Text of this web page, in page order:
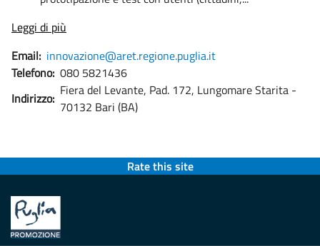
Leggi di più
Email: innovazione@aret.regione.puglia.it
Telefono: 080 5821436
Indirizzo: Fiera del Levante, Pad. 172, Lungomare Starita -
70132 Bari (BA)
Rate this site